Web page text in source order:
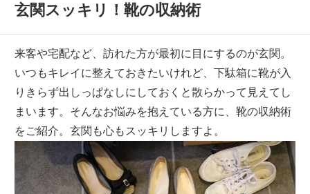
玄関スッキリ！靴の収納術
来客や宅配など、訪れた方が最初に目にするのが玄関。
いつもキレイに整えておきたいけれど、下駄箱に靴が入
りきらず出しっぱなしにしておくと散らかって見えてし
まいます。そんなお悩みを抱えている方に、靴の収納術
をご紹介。玄関も心もスッキリしますよ。